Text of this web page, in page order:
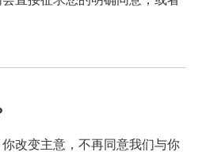
改变主意，不再同意我们与你